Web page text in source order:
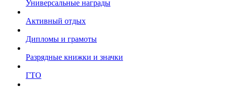
Универсальные награды
Активный отдых
Дипломы и грамоты
Разрядные книжки и значки
ГТО